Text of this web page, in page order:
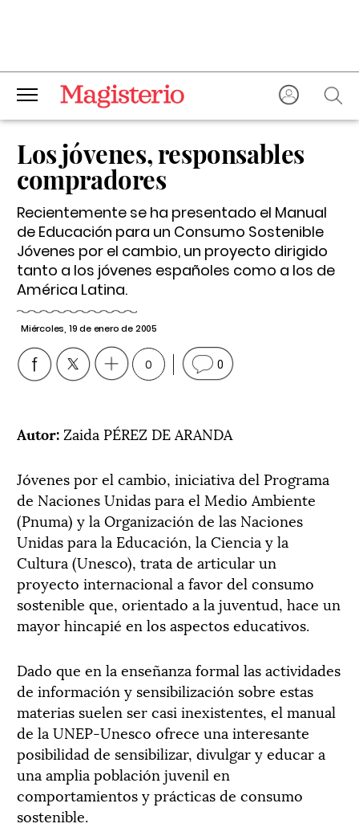
Los jóvenes, responsables
compradores
Recientemente se ha presentado el Manual
de Educación para un Consumo Sostenible
Jóvenes por el cambio, un proyecto dirigido
tanto a los jóvenes españoles como a los de
América Latina.
Miércoles, 19 de enero de 2005
0 0
Autor: Zaida PÉREZ DE ARANDA
Jóvenes por el cambio, iniciativa del Programa
de Naciones Unidas para el Medio Ambiente
(Pnuma) y la Organización de las Naciones
Unidas para la Educación, la Ciencia y la
Cultura (Unesco), trata de articular un
proyecto internacional a favor del consumo
sostenible que, orientado a la juventud, hace un
mayor hincapié en los aspectos educativos.
Dado que en la enseñanza formal las actividades
de información y sensibilización sobre estas
materias suelen ser casi inexistentes, el manual
de la UNEP-Unesco ofrece una interesante
posibilidad de sensibilizar, divulgar y educar a
una amplia población juvenil en
comportamientos y prácticas de consumo
sostenible.